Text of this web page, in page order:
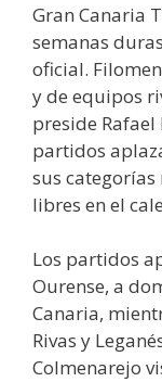
Gran Canaria
semanas
oficial.
y de equipos
preside
partidos
sus categorías
libres en el
Los partidos
Ourense, a
Canaria,
Rivas y
Colmenarejo